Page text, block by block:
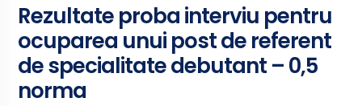
Rezultate proba interviu pentru
ocuparea unui post de referent
de specialitate debutant – 0,5
norma